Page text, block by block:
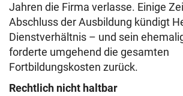
Jahren die Firma verlasse. Einige
Abschluss der Ausbildung kündigt
Dienstverhältnis – und sein
forderte umgehend die gesamten
Fortbildungskosten zurück.
Rechtlich nicht haltbar